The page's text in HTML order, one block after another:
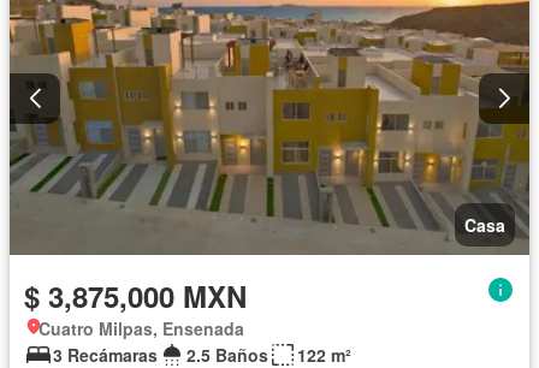
Casa
$ 3,875,000 MXN
Cuatro Milpas, Ensenada
3 Recámaras
2.5 Baños
122 m²